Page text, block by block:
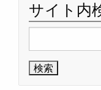
サイト内
索: